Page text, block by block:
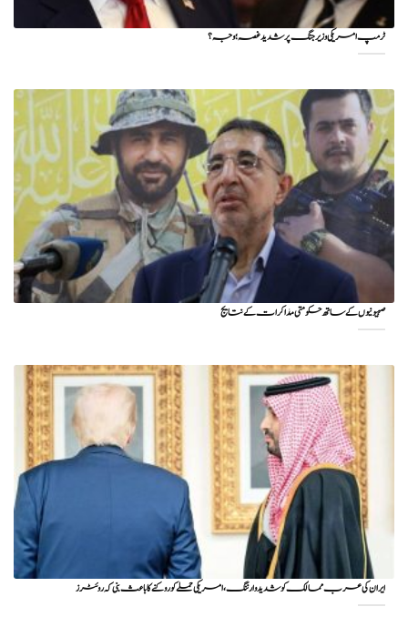
ٹرمپ امریکی وزیر جنگ پر شدید غصہ؛ وجہ ؟
صہیونیوں کے ساتھ حکومتی مذاکرات کے نتایج
ایران کی عرب ممالک کو شدید وارننگ، امریکی حملے کو روکنے کا باعث بنی کہ روئٹرز